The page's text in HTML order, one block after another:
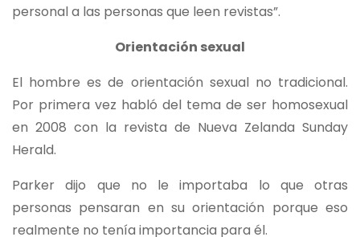
personal a las personas que leen revistas”.
Orientación sexual
El hombre es de orientación sexual no tradicional.
Por primera vez habló del tema de ser homosexual
en 2008 con la revista de Nueva Zelanda Sunday
Herald.
Parker dijo que no le importaba lo que otras
personas pensaran en su orientación porque eso
realmente no tenía importancia para él.